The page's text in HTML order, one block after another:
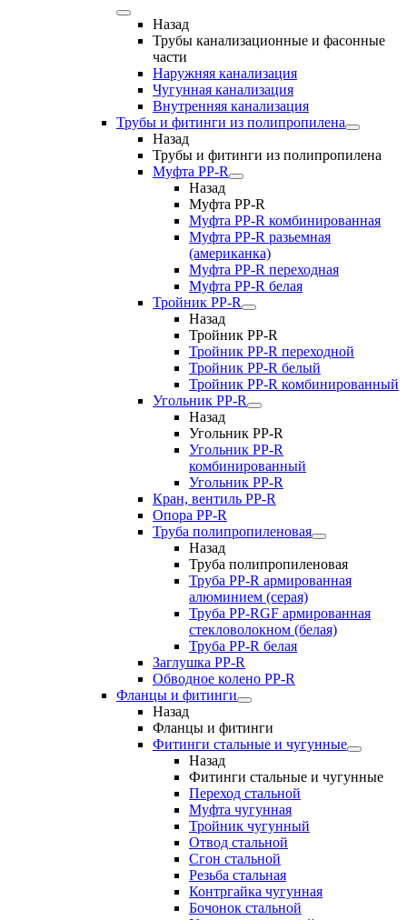
Назад
Трубы канализационные и фасонные
части
Наружняя канализация
Чугунная канализация
Внутренняя канализация
Трубы и фитинги из полипропилена
Назад
Трубы и фитинги из полипропилена
Муфта PP-R
Назад
Муфта PP-R
Муфта РР-R комбинированная
Муфта РР-R разьемная
(американка)
Муфта РР-R переходная
Муфта РР-R белая
Тройник PP-R
Назад
Тройник PP-R
Тройник РР-R переходной
Тройник РР-R белый
Тройник РР-R комбинированный
Угольник PP-R
Назад
Угольник PP-R
Угольник РР-R
комбинированный
Угольник РР-R
Кран, вентиль PP-R
Опора PP-R
Труба полипропиленовая
Назад
Труба полипропиленовая
Труба PP-R армированная
алюминием (серая)
Труба PP-RGF армированная
стекловолокном (белая)
Труба РР-R белая
Заглушка PP-R
Обводное колено PP-R
Фланцы и фитинги
Назад
Фланцы и фитинги
Фитинги стальные и чугунные
Назад
Фитинги стальные и чугунные
Переход стальной
Муфта чугунная
Тройник чугунный
Отвод стальной
Сгон стальной
Резьба стальная
Контргайка чугунная
Бочонок стальной